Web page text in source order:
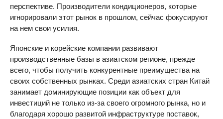
перспективе. Производители кондиционеров, которые
игнорировали этот рынок в прошлом, сейчас фокусируют
на нем свои усилия.
Японские и корейские компании развивают
производственные базы в азиатском регионе, прежде
всего, чтобы получить конкурентные преимущества на
своих собственных рынках. Среди азиатских стран Китай
занимает доминирующие позиции как объект для
инвестиций не только из-за своего огромного рынка, но и
благодаря хорошо развитой инфраструктуре поставок,